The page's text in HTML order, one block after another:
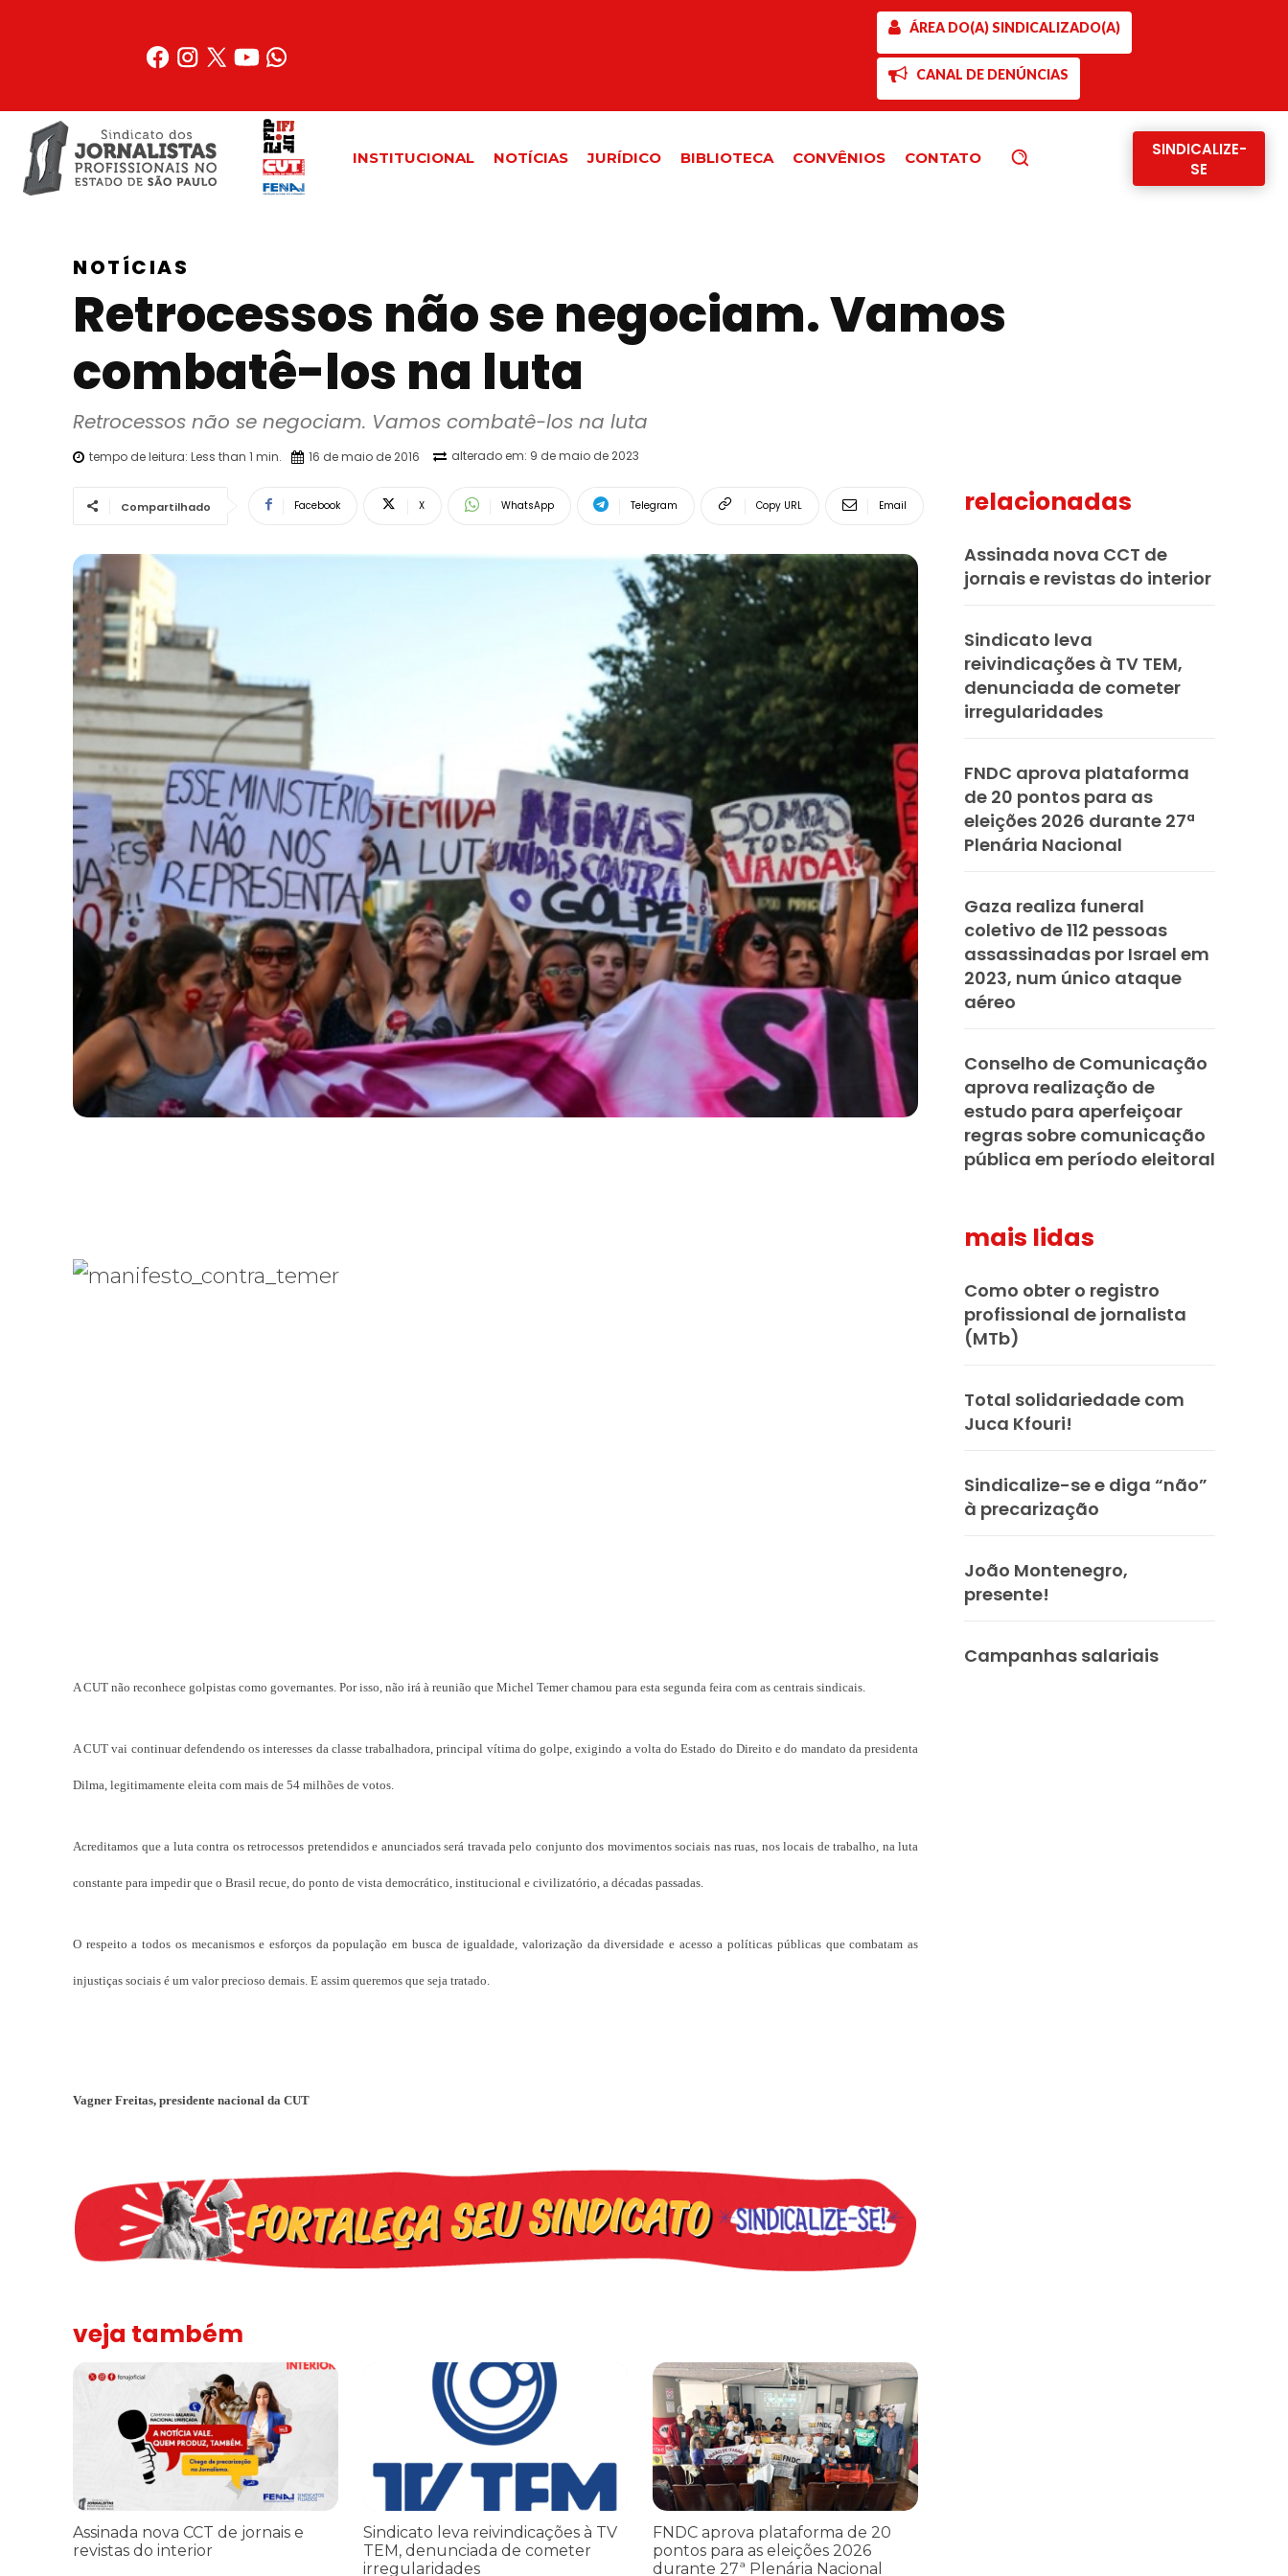
ÁREA DO(A) SINDICALIZADO(A)
CANAL DE DENÚNCIAS
INSTITUCIONAL NOTÍCIAS JURÍDICO BIBLIOTECA CONVÊNIOS CONTATO
SINDICALIZE-
SE
NOTÍCIAS
Retrocessos não se negociam. Vamos
combatê-los na luta
Retrocessos não se negociam. Vamos combatê-los na luta
tempo de leitura: Less than 1 min. 16 de maio de 2016 alterado em: 9 de maio de 2023
Compartilhado Facebook X WhatsApp Telegram Copy URL Email
A CUT não reconhece golpistas como governantes. Por isso, não irá à reunião que Michel Temer chamou para esta segunda feira com as centrais sindicais.
A CUT vai continuar defendendo os interesses da classe trabalhadora, principal vítima do golpe, exigindo a volta do Estado do Direito e do mandato da presidenta
Dilma, legitimamente eleita com mais de 54 milhões de votos.
Acreditamos que a luta contra os retrocessos pretendidos e anunciados será travada pelo conjunto dos movimentos sociais nas ruas, nos locais de trabalho, na luta
constante para impedir que o Brasil recue, do ponto de vista democrático, institucional e civilizatório, a décadas passadas.
O respeito a todos os mecanismos e esforços da população em busca de igualdade, valorização da diversidade e acesso a políticas públicas que combatam as
injustiças sociais é um valor precioso demais. E assim queremos que seja tratado.
Vagner Freitas, presidente nacional da CUT
veja também
Assinada nova CCT de jornais e revistas do interior
Assinada nova CCT de jornais e
revistas do interior
Sindicato leva reivindicações à TV TEM, denunciada de cometer irregularidades
Sindicato leva reivindicações à TV
TEM, denunciada de cometer
irregularidades
FNDC aprova plataforma de 20 pontos para as eleições 2026 durante 27ª Plenária Nacional
FNDC aprova plataforma de 20
pontos para as eleições 2026
durante 27ª Plenária Nacional
relacionadas
Assinada nova CCT de
jornais e revistas do interior
Sindicato leva
reivindicações à TV TEM,
denunciada de cometer
irregularidades
FNDC aprova plataforma
de 20 pontos para as
eleições 2026 durante 27ª
Plenária Nacional
Gaza realiza funeral
coletivo de 112 pessoas
assassinadas por Israel em
2023, num único ataque
aéreo
Conselho de Comunicação
aprova realização de
estudo para aperfeiçoar
regras sobre comunicação
pública em período eleitoral
mais lidas
Como obter o registro
profissional de jornalista
(MTb)
Total solidariedade com
Juca Kfouri!
Sindicalize-se e diga “não”
à precarização
João Montenegro,
presente!
Campanhas salariais